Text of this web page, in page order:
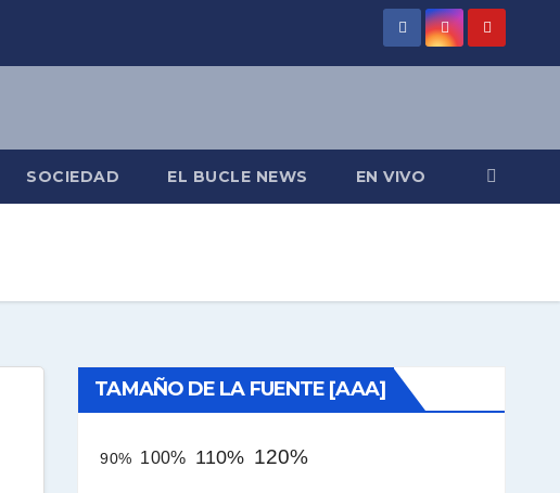
SOCIEDAD EL BUCLE NEWS EN VIVO
TAMAÑO DE LA FUENTE [AAA]
90% 100% 110% 120%